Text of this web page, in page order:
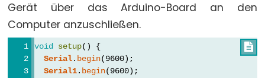
Serial.getTimeout()
if(Serial)
Serial.parseFloat()
Serial.parseInt()
Gerät über das Arduino-Board an den
Computer anzuschließen.

void setup() {
Serial. begin(9600);
Serial1. begin(9600);